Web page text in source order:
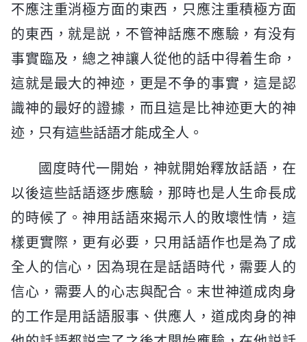
不應注重消極方面的東西，只應注重積極方面
的東西，就是説，不管神話應不應驗，有没有
事實臨及，總之神讓人從他的話中得着生命，
這就是最大的神迹，更是不争的事實，這是認
識神的最好的證據，而且這是比神迹更大的神
迹，只有這些話語才能成全人。
國度時代一開始，神就開始釋放話語，在
以後這些話語逐步應驗，那時也是人生命長成
的時候了。神用話語來揭示人的敗壞性情，這
樣更實際，更有必要，只用話語作也是為了成
全人的信心，因為現在是話語時代，需要人的
信心，需要人的心志與配合。末世神道成肉身
的工作是用話語服事、供應人，道成肉身的神